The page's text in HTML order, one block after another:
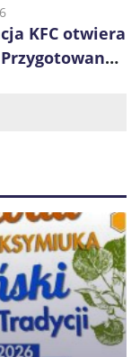
KFC otwiera